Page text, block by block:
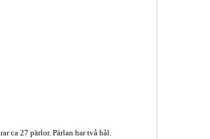
ca 27 pärlor. Pärlan har två hål.